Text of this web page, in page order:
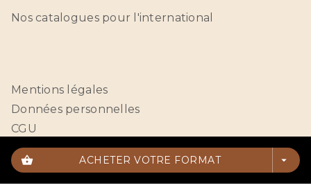
shopping_basket ACHETER VOTRE FORMAT arrow_drop_down
Nos catalogues pour l'international
Mentions légales
Données personnelles
CGU
Paramétrer vos cookies